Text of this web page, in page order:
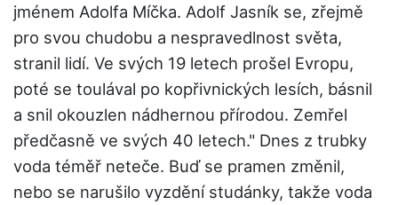
jménem Adolfa Míčka. Adolf Jasník se, zřejmě
pro svou chudobu a nespravedlnost světa,
stranil lidí. Ve svých 19 letech prošel Evropu,
poté se toulával po kopřivnických lesích, básnil
a snil okouzlen nádhernou přírodou. Zemřel
předčasně ve svých 40 letech." Dnes z trubky
voda téměř neteče. Buď se pramen změnil,
nebo se narušilo vyzdění studánky, takže voda